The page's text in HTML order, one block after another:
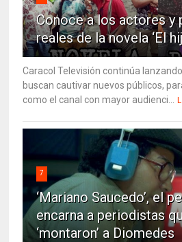
Conoce a los actores y
reales de la novela ‘El
Caracol Televisión continúa
buscan cautivar nuevos públicos,
como el canal con mayor audienci...
7
‘Mariano Saucedo’, el
encarna a periodistas
‘montaron’ a Diomedes